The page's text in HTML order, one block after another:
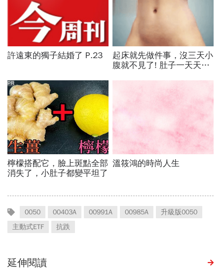
0050 00403A 00991A 00985A
升級版0050
主動式ETF
抗跌
延伸閱讀